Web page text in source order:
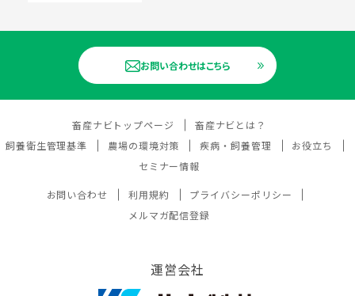
お問い合わせはこちら
畜産ナビトップページ
畜産ナビとは？
飼養衛生管理基準
農場の環境対策 疾病・飼養管理
お役立ち
セミナー情報
お問い合わせ 利用規約
プライバシーポリシー
メルマガ配信登録
運営会社